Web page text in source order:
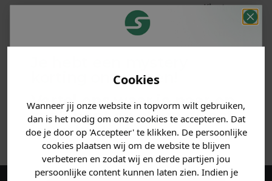
Cookies
Wanneer jij onze website in topvorm wilt gebruiken,
dan is het nodig om onze cookies te accepteren. Dat
doe je door op 'Accepteer' te klikken. De persoonlijke
cookies plaatsen wij om de website te blijven
verbeteren en zodat wij en derde partijen jou
persoonlijke content kunnen laten zien. Indien je
Voor 23:59 besteld
is morgen in huis!*
Klanten
beoordelen ons
ANDERE BESTELDEN OOK
korting ontvangen!
Vertel ons waar je naar op
zoek bent en claim direct
jouwkorting.